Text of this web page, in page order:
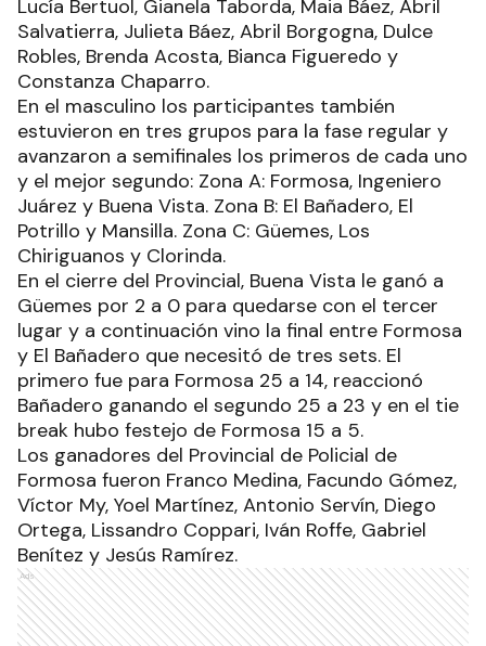
Lucía Bertuol, Gianela Taborda, Maia Báez, Abril
Salvatierra, Julieta Báez, Abril Borgogna, Dulce
Robles, Brenda Acosta, Bianca Figueredo y
Constanza Chaparro.
En el masculino los participantes también
estuvieron en tres grupos para la fase regular y
avanzaron a semifinales los primeros de cada uno
y el mejor segundo: Zona A: Formosa, Ingeniero
Juárez y Buena Vista. Zona B: El Bañadero, El
Potrillo y Mansilla. Zona C: Güemes, Los
Chiriguanos y Clorinda.
En el cierre del Provincial, Buena Vista le ganó a
Güemes por 2 a 0 para quedarse con el tercer
lugar y a continuación vino la final entre Formosa
y El Bañadero que necesitó de tres sets. El
primero fue para Formosa 25 a 14, reaccionó
Bañadero ganando el segundo 25 a 23 y en el tie
break hubo festejo de Formosa 15 a 5.
Los ganadores del Provincial de Policial de
Formosa fueron Franco Medina, Facundo Gómez,
Víctor My, Yoel Martínez, Antonio Servín, Diego
Ortega, Lissandro Coppari, Iván Roffe, Gabriel
Benítez y Jesús Ramírez.
Ads